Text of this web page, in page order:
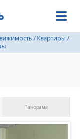
/ Квартиры /
Панорама